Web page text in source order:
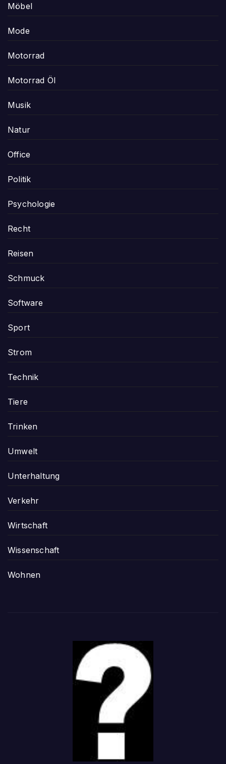
Möbel
Mode
Motorrad
Motorrad Öl
Musik
Natur
Office
Politik
Psychologie
Recht
Reisen
Schmuck
Software
Sport
Strom
Technik
Tiere
Trinken
Umwelt
Unterhaltung
Verkehr
Wirtschaft
Wissenschaft
Wohnen